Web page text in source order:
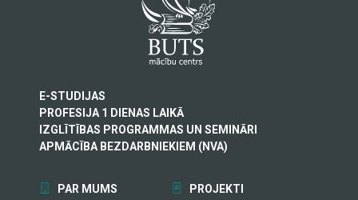
E-STUDIJAS
PROFESIJA 1 DIENAS LAIKĀ
IZGLĪTĪBAS PROGRAMMAS UN SEMINĀRI
APMĀCĪBA BEZDARBNIEKIEM (NVA)
PAR MUMS
PROJEKTI